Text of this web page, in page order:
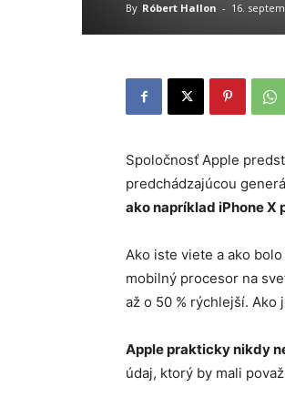
By Róbert Hallon - 16.
Spoločnosť Apple
predchádzajúcou
ako napríklad iPhone X
Ako iste viete a ako
mobilný procesor na
až o 50 % rýchlejší. Ako
Apple prakticky nikdy
údaj, ktorý by mali